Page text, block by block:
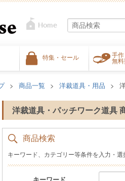
特集・セール
手作
無料
商品一覧 洋裁道具・用品
洋裁道具・パッチワーク道具
商品検索
キーワード、カテゴリー等条件を入力・